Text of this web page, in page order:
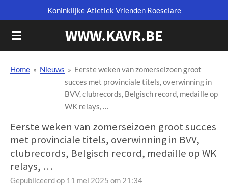
direct
naar
WWW.KAVR.BE
Koninklijke Atletiek Vrienden Roeselare
Home » Nieuws » Eerste weken van zomerseizoen groot
succes met provinciale titels, overwinning in
BVV, clubrecords, Belgisch record, medaille op
WK relays, …
Eerste weken van zomerseizoen groot succes
met provinciale titels, overwinning in BVV,
clubrecords, Belgisch record, medaille op WK
relays, …
Gepubliceerd op 11 mei 2025 om 21:34